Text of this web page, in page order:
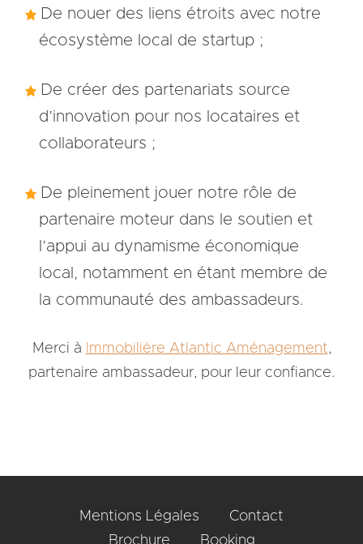
De nouer des liens étroits avec notre
écosystème local de startup ;
De créer des partenariats source
d’innovation pour nos locataires et
collaborateurs ;
De pleinement jouer notre rôle de
partenaire moteur dans le soutien et
l’appui au dynamisme économique
local, notamment en étant membre de
la communauté des ambassadeurs.
Merci à Immobilière Atlantic Aménagement,
partenaire ambassadeur, pour leur confiance.
Mentions Légales
Contact
Brochure
Booking